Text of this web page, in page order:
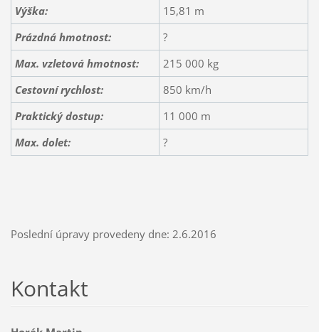
Výška:
15,81 m
Prázdná hmotnost:
?
Max. vzletová hmotnost:
215 000 kg
Cestovní rychlost:
850 km/h
Praktický dostup:
11 000 m
Max. dolet:
?
Poslední úpravy provedeny dne: 2.6.2016
Kontakt